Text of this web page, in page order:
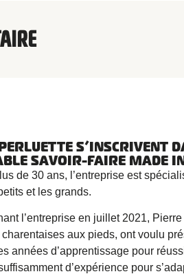
S’INSCRIVENT
SAVOIR-FAIRE MADE
de 30 ans, l’entreprise est
et les grands.
l’entreprise en juillet 2021,
aux pieds, ont voulu
années d’apprentissage pour
d’expérience pour